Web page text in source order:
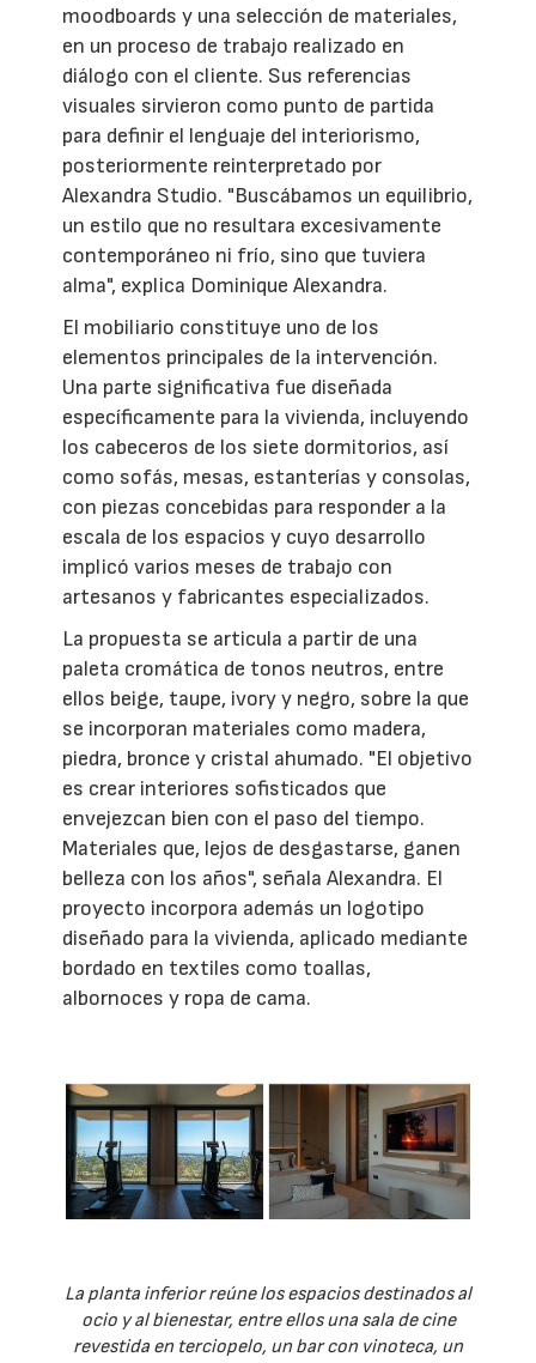
moodboards y una selección de materiales,
en un proceso de trabajo realizado en
diálogo con el cliente. Sus referencias
visuales sirvieron como punto de partida
para definir el lenguaje del interiorismo,
posteriormente reinterpretado por
Alexandra Studio. "Buscábamos un equilibrio,
un estilo que no resultara excesivamente
contemporáneo ni frío, sino que tuviera
alma", explica Dominique Alexandra.
El mobiliario constituye uno de los
elementos principales de la intervención.
Una parte significativa fue diseñada
específicamente para la vivienda, incluyendo
los cabeceros de los siete dormitorios, así
como sofás, mesas, estanterías y consolas,
con piezas concebidas para responder a la
escala de los espacios y cuyo desarrollo
implicó varios meses de trabajo con
artesanos y fabricantes especializados.
La propuesta se articula a partir de una
paleta cromática de tonos neutros, entre
ellos beige, taupe, ivory y negro, sobre la que
se incorporan materiales como madera,
piedra, bronce y cristal ahumado. "El objetivo
es crear interiores sofisticados que
envejezcan bien con el paso del tiempo.
Materiales que, lejos de desgastarse, ganen
belleza con los años", señala Alexandra. El
proyecto incorpora además un logotipo
diseñado para la vivienda, aplicado mediante
bordado en textiles como toallas,
albornoces y ropa de cama.
La planta inferior reúne los espacios destinados al
ocio y al bienestar, entre ellos una sala de cine
revestida en terciopelo, un bar con vinoteca, un